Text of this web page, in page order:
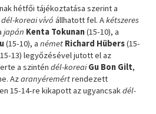
hétfői tájékoztatása szerint a
dél-koreai vívó állhatott fel. Akétszeres
japán Kenta Tokunan(15-10), a
(15-10), anémet Richard Hübers(15-
13) legyőzésével jutott el az
a szinténdél-koreai Gu Bon Gilt,
Azaranyéremértrendezett
15-14-re kikapott az ugyancsakdél-